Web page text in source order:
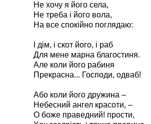
Не хочу я його села,
Не треба і його вола,
На все спокійно поглядаю:
І дім, і скот його, і раб
Для мене марна благостиня.
Але коли його рабиня
Прекрасна... Господи, одваб!
Або коли його дружина –
Небесний ангел красоти, –
О боже праведний! прости,